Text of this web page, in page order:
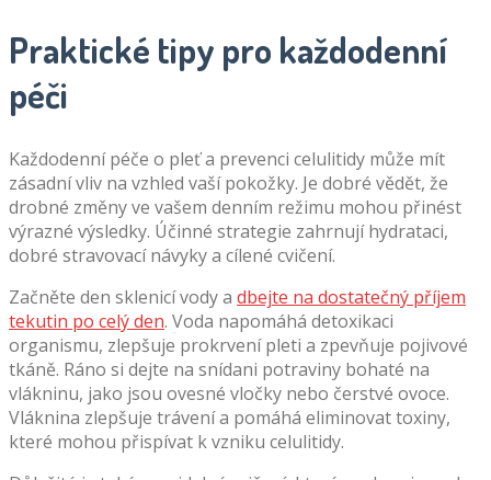
Praktické tipy pro každodenní
péči
Každodenní péče o pleť a prevenci celulitidy může mít
zásadní vliv na vzhled vaší pokožky. Je dobré vědět, že
drobné změny ve vašem denním režimu mohou přinést
výrazné výsledky. Účinné strategie zahrnují hydrataci,
dobré stravovací návyky a cílené cvičení.
Začněte den sklenicí vody a dbejte na dostatečný příjem
tekutin po celý den. Voda napomáhá detoxikaci
organismu, zlepšuje prokrvení pleti a zpevňuje pojivové
tkáně. Ráno si dejte na snídani potraviny bohaté na
vlákninu, jako jsou ovesné vločky nebo čerstvé ovoce.
Vláknina zlepšuje trávení a pomáhá eliminovat toxiny,
které mohou přispívat k vzniku celulitidy.